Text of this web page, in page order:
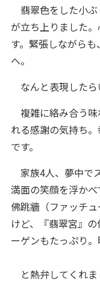
翡翠色をした小ぶ
が立ち上りました
す。緊張しながら
へ。
なんと表現したら
複雑に絡み合う味
れる感謝の気持ち
です。
家族4人、夢中で
満面の笑顔を浮か
佛跳牆（ファッチ
けど、『翡翠宮』
ーゲンもたっぷり
と熱弁してくれま